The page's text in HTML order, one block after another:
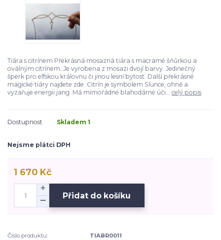
Tiára s citrínem Překrásná mosazná tiára s macramé šňůrkou a
oválným citrínem. Je vyrobena z mosazi dvojí barvy. Jedinečný
šperk pro elfskou královnu či jinou lesní bytost. Další překrásné
magické tiáry najdete zde. Citrín je symbolem Slunce, ohně a
vyzařuje energii jang. Má mimořádné blahodárné úči... celý popis
Dostupnost Skladem 1
Nejsme plátci DPH
1 670 Kč
Přidat do košíku
Číslo produktu:
TIABR0011